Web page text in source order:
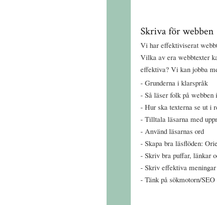
Skriva för webben
Vi har effektiviserat
Vilka av era webbtexter
effektiva? Vi kan jobba
Grunderna i klarspråk
Så läser folk på webben
Hur ska texterna se ut i
Tilltala läsarna med
Använd läsarnas ord
Skapa bra läsflöden:
Skriv bra puffar, länkar
Skriv effektiva
Tänk på sökmotorn/SEO